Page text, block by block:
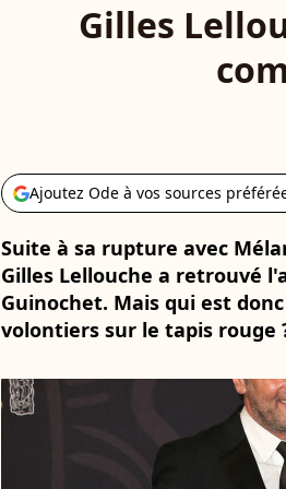
Gilles
Ajoutez Ode à vos sources
Suite à sa rupture avec
Gilles Lellouche a retrouvé
Guinochet. Mais qui est
volontiers sur le tapis rouge